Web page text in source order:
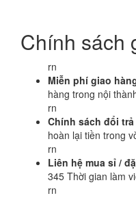
Chính sách
rn
Miễn phí giao
hàng trong nội
rn
Chính sách đổi
hoàn lại tiền trong
rn
Liên hệ mua sỉ /
345 Thời gian làm
rn